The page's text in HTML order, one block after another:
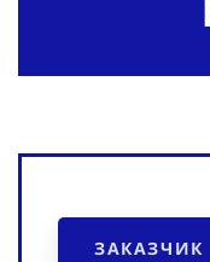
ЗАКАЗЧИК